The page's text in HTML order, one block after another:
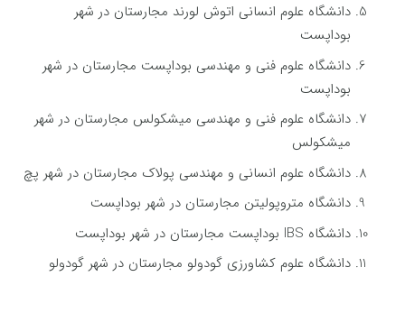
دانشگاه علوم انسانی اتوش لورند مجارستان در شهر
بوداپست
دانشگاه علوم فنی و مهندسی بوداپست مجارستان در شهر
بوداپست
دانشگاه علوم فنی و مهندسی میشکولس مجارستان در شهر
میشکولس
دانشگاه علوم انسانی و مهندسی پولاک مجارستان در شهر پچ
دانشگاه متروپولیتن مجارستان در شهر بوداپست
دانشگاه IBS بوداپست مجارستان در شهر بوداپست
دانشگاه علوم کشاورزی گودولو مجارستان در شهر گودولو